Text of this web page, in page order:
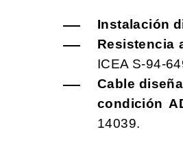
Instalación
Resistencia
ICEA S-94-
Cable
condición
14039.